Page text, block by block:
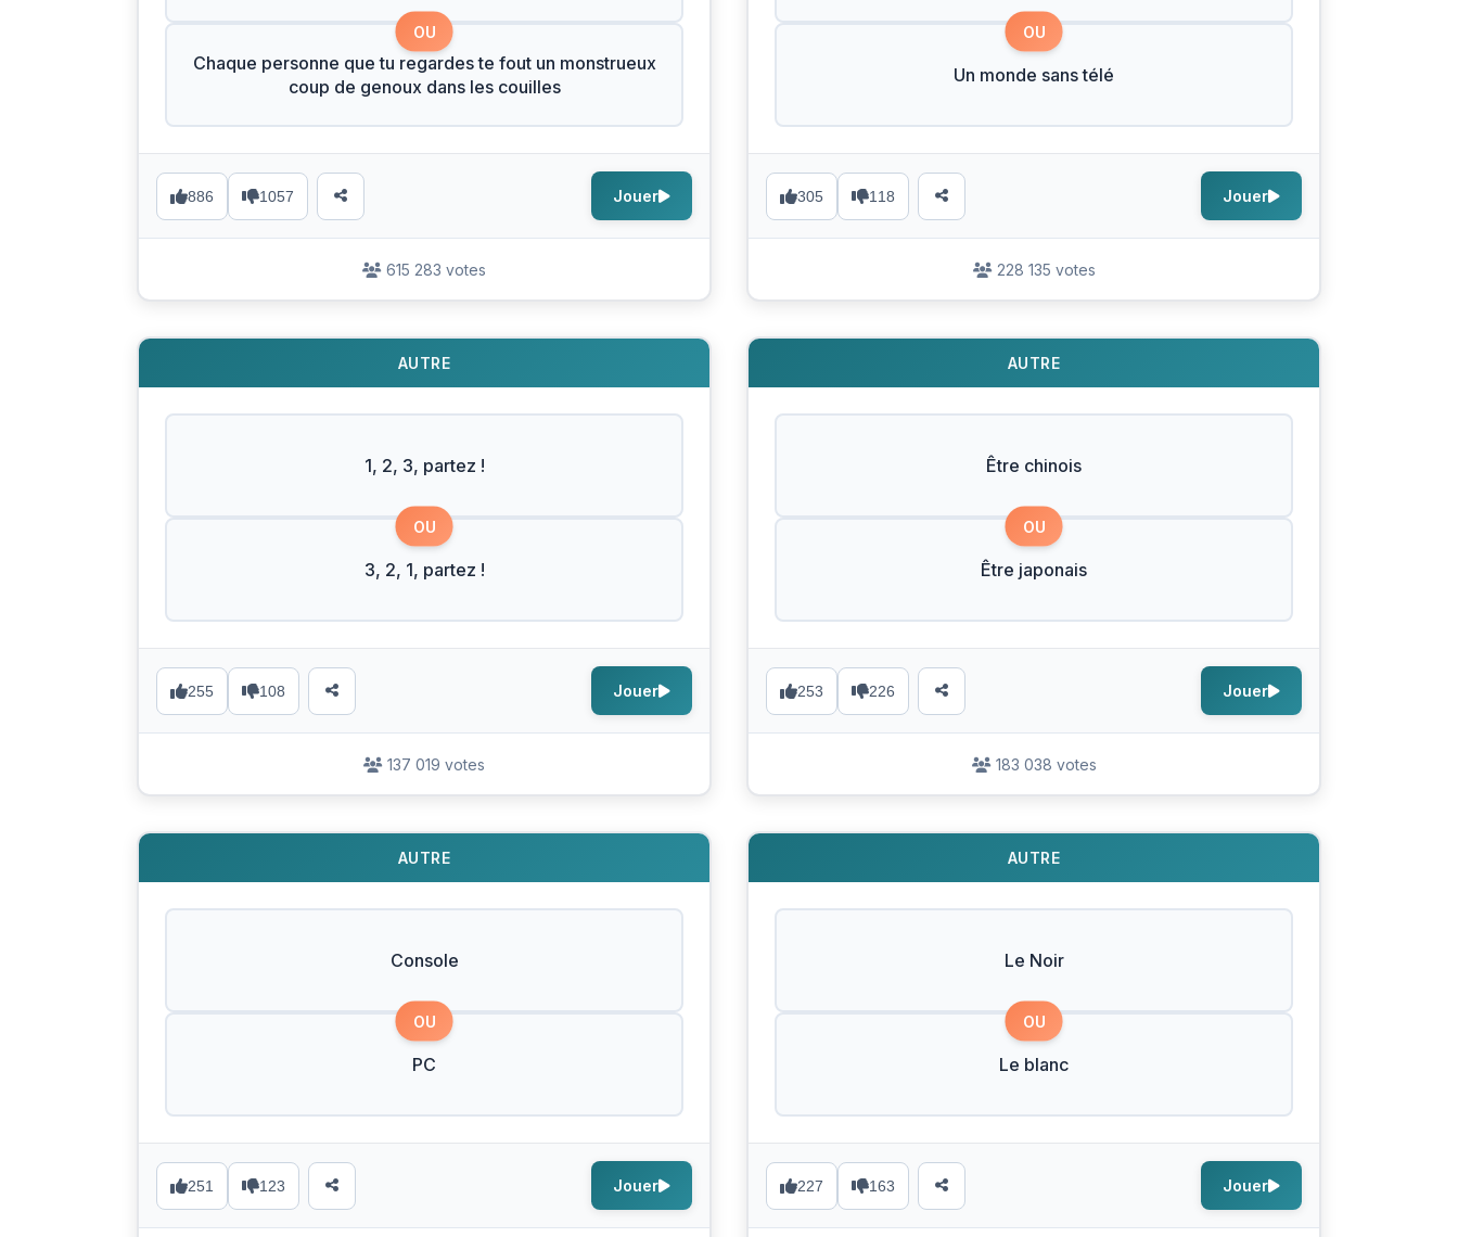
OU
Chaque personne que tu regardes te fout un monstrueux
coup de genoux dans les couilles
886 1057 Jouer
615 283 votes
OU
Un monde sans télé
305 118 Jouer
228 135 votes
AUTRE
1, 2, 3, partez !
OU
3, 2, 1, partez !
255 108 Jouer
137 019 votes
AUTRE
Être chinois
OU
Être japonais
253 226 Jouer
183 038 votes
AUTRE
Console
OU
PC
251 123 Jouer
AUTRE
Le Noir
OU
Le blanc
227 163 Jouer